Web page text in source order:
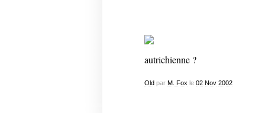
autrichienne ?
Old par M. Fox le 02 Nov 2002